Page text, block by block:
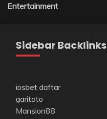
Entertainment
Sidebar Backlinks
iosbet daftar
garitoto
Mansion88